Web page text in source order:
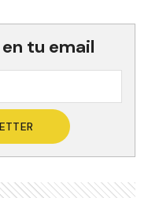
tu email